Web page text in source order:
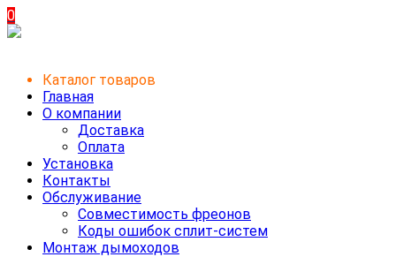
0
Каталог товаров
Главная
О компании
Доставка
Оплата
Установка
Контакты
Обслуживание
Совместимость фреонов
Коды ошибок сплит-систем
Монтаж дымоходов